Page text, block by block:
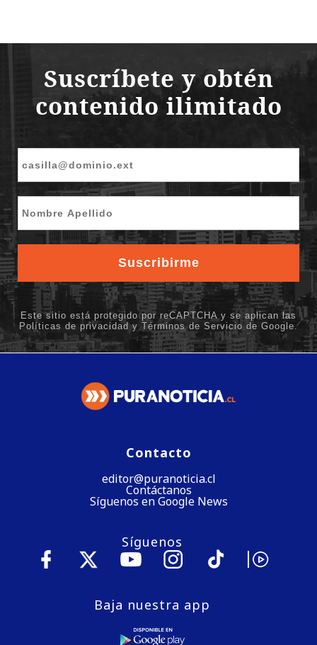
Contacto
editor@puranoticia.cl
Contáctanos
Síguenos en Google News
Síguenos
Baja nuestra app